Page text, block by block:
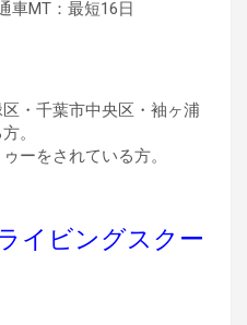
MT：最短16日
・千葉市中央区・袖ヶ浦
。
ーをされている方。
イビングスクー